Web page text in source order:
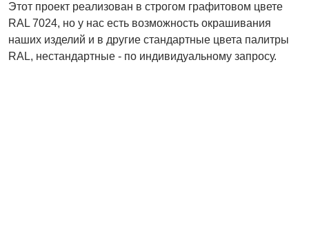
Этот проект реализован в строгом графитовом цвете
RAL 7024, но у нас есть возможность окрашивания
наших изделий и в другие стандартные цвета палитры
RAL, нестандартные - по индивидуальному запросу.